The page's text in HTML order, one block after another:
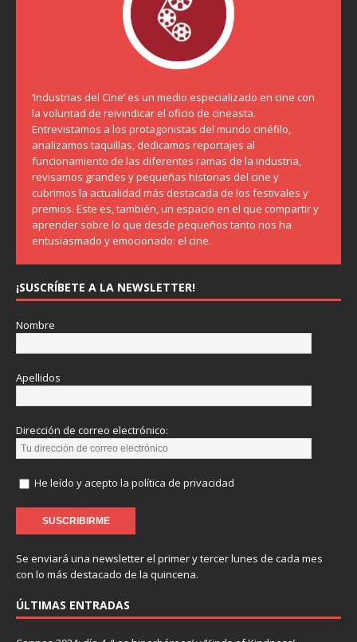
‘Industrias del Cine’ es un medio especializado en cine con
la voluntad de reivindicar el oficio de cineasta.
Entrevistamos a los protagonistas del mundo cinéfilo,
analizamos taquillas, dedicamos reportajes al
funcionamiento de las diferentes ramas de la industria,
revisamos grandes y pequeñas historias del cine y
cubrimos la actualidad más destacada de los festivales y
premios. Este es, también, un espacio en el que compartir y
aprender sobre lo que desde pequeños tanto nos ha
entusiasmado y emocionado: el cine.
¡SUSCRÍBETE A LA NEWSLETTER!
Nombre
Apellidos
Dirección de correo electrónico:
He leído y acepto la política de privacidad
Se enviará una newsletter el primer y tercer lunes de cada mes
con lo más destacado de la quincena.
ÚLTIMAS ENTRADAS